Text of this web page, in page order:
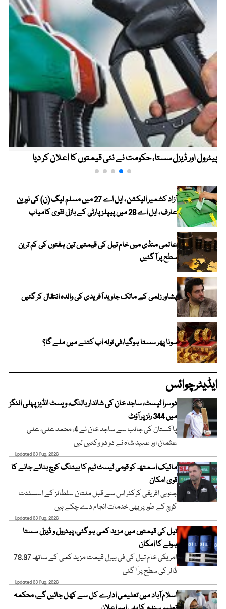
پیٹرول اور ڈیزل سستا، حکومت نے نئی قیمتوں کا اعلان کر دیا
آزاد کشمیر الیکشن ، ایل اے 27 میں مسلم لیگ (ن) کی نورین
عارف ، ایل اے 28 میں پیپلز پارٹی کے بازل نقوی کامیاب
عالمی منڈی میں خام تیل کی قیمتیں تین ہفتوں کی کم ترین
سطح پر آ گئیں
پشاور زلمی کے مالک جاوید آفریدی کی والدہ انتقال کر گئیں
سونا پھر سستا ہوگیا،فی تولہ اب کتنے میں ملے گا؟
ایڈیٹرچوائس
دوسرا ٹیسٹ، ساجد خان کی شاندار بالنگ، ویسٹ انڈیز پہلی اننگز
میں 344 رنز پر آؤٹ
پاکستان کی جانب سے ساجد خان نے 4، محمد علی، علی
عثمان اور عبید شاہ نے دو دو وکٹیں لیں
Updated 03 Aug, 2026
مائیک اسمتھ کو قومی ٹیسٹ ٹیم کا بیٹنگ کوچ بنائے جانے کا
قوی امکان
جنوبی افریقی کرکٹر اس سے قبل ملتان سلطانز کے اسسٹنٹ
کوچ کے طور پر بھی خدمات انجام دے چکے ہیں
Updated 03 Aug, 2026
تیل کی قیمتوں میں مزید کمی ہو گئی، پیٹرول و ڈیزل سستا
ہونے کا امکان
امریکی خام تیل کی فی بیرل قیمت مزید کمی کے ساتھ 78.97
ڈالر کی سطح پر آ گئی
Updated 03 Aug, 2026
اسلام آباد میں تعلیمی ادارے کل سے کھل جائیں گے، محکمہ